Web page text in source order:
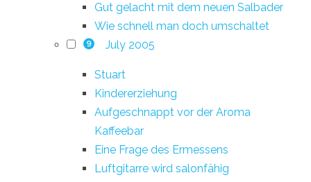
Gut gelacht mit dem neuen Salbader
Wie schnell man doch umschaltet
9 July 2005
Stuart
Kindererziehung
Aufgeschnappt vor der Aroma
Kaffeebar
Eine Frage des Ermessens
Luftgitarre wird salonfähig